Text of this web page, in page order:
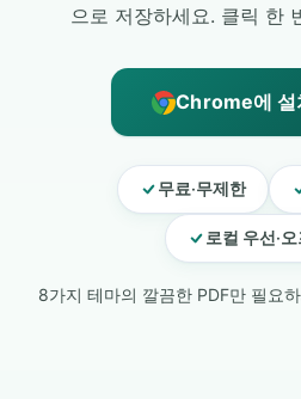
으로 저장하세요. 클릭 한
Chrome에
무료·무제한
로컬 우선·오
8가지 테마의 깔끔한 PDF만 필요